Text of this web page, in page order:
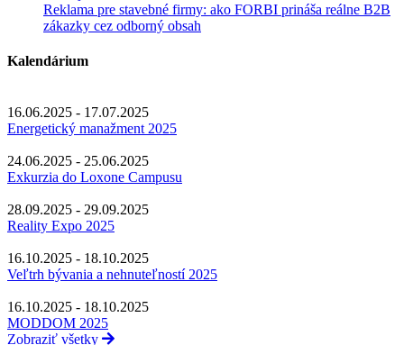
Reklama pre stavebné firmy: ako FORBI prináša reálne B2B
zákazky cez odborný obsah
Kalendárium
16.06.2025 - 17.07.2025
Energetický manažment 2025
24.06.2025 - 25.06.2025
Exkurzia do Loxone Campusu
28.09.2025 - 29.09.2025
Reality Expo 2025
16.10.2025 - 18.10.2025
Veľtrh bývania a nehnuteľností 2025
16.10.2025 - 18.10.2025
MODDOM 2025
Zobraziť všetky